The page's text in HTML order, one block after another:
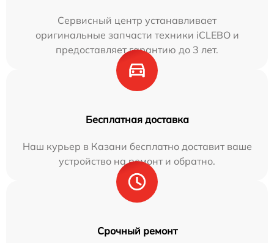
Сервисный центр устанавливает
оригинальные запчасти техники iCLEBO и
предоставляет гарантию до 3 лет.
Бесплатная доставка
Наш курьер в Казани бесплатно доставит ваше
устройство на ремонт и обратно.
Срочный ремонт